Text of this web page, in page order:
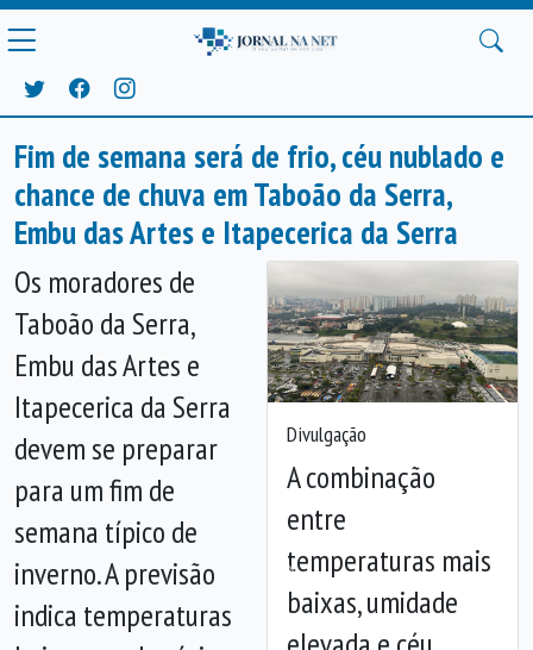
Fim de semana será de frio, céu nublado e
chance de chuva em Taboão da Serra,
Embu das Artes e Itapecerica da Serra
Divulgação
A combinação
entre
temperaturas mais
baixas, umidade
Anterior
Os moradores de
Taboão da Serra,
Embu das Artes e
Itapecerica da Serra
devem se preparar
para um fim de
semana típico de
inverno. A previsão
indica temperaturas